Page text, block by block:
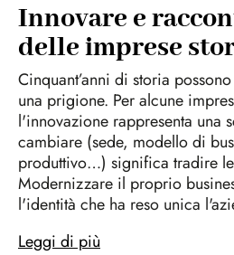
Innovare e
delle imprese
Cinquant’anni di storia
una prigione. Per alcune
l'innovazione rappresenta una
cambiare (sede, modello di
produttivo…) significa tradire
Modernizzare il proprio
l'identità che ha reso unica
Leggi di più